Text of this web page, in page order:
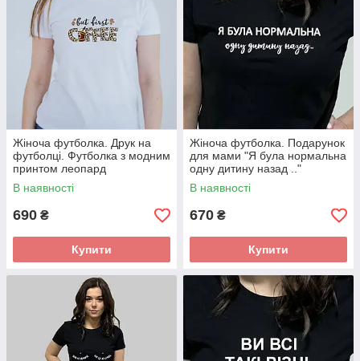
Жіноча футболка. Друк на
футболці. Футболка з модним
принтом леопард
В наявності
690 ₴
Купити
Жіноча футболка. Подарунок
для мами "Я була нормальна
одну дитину назад .."
В наявності
670 ₴
Купити